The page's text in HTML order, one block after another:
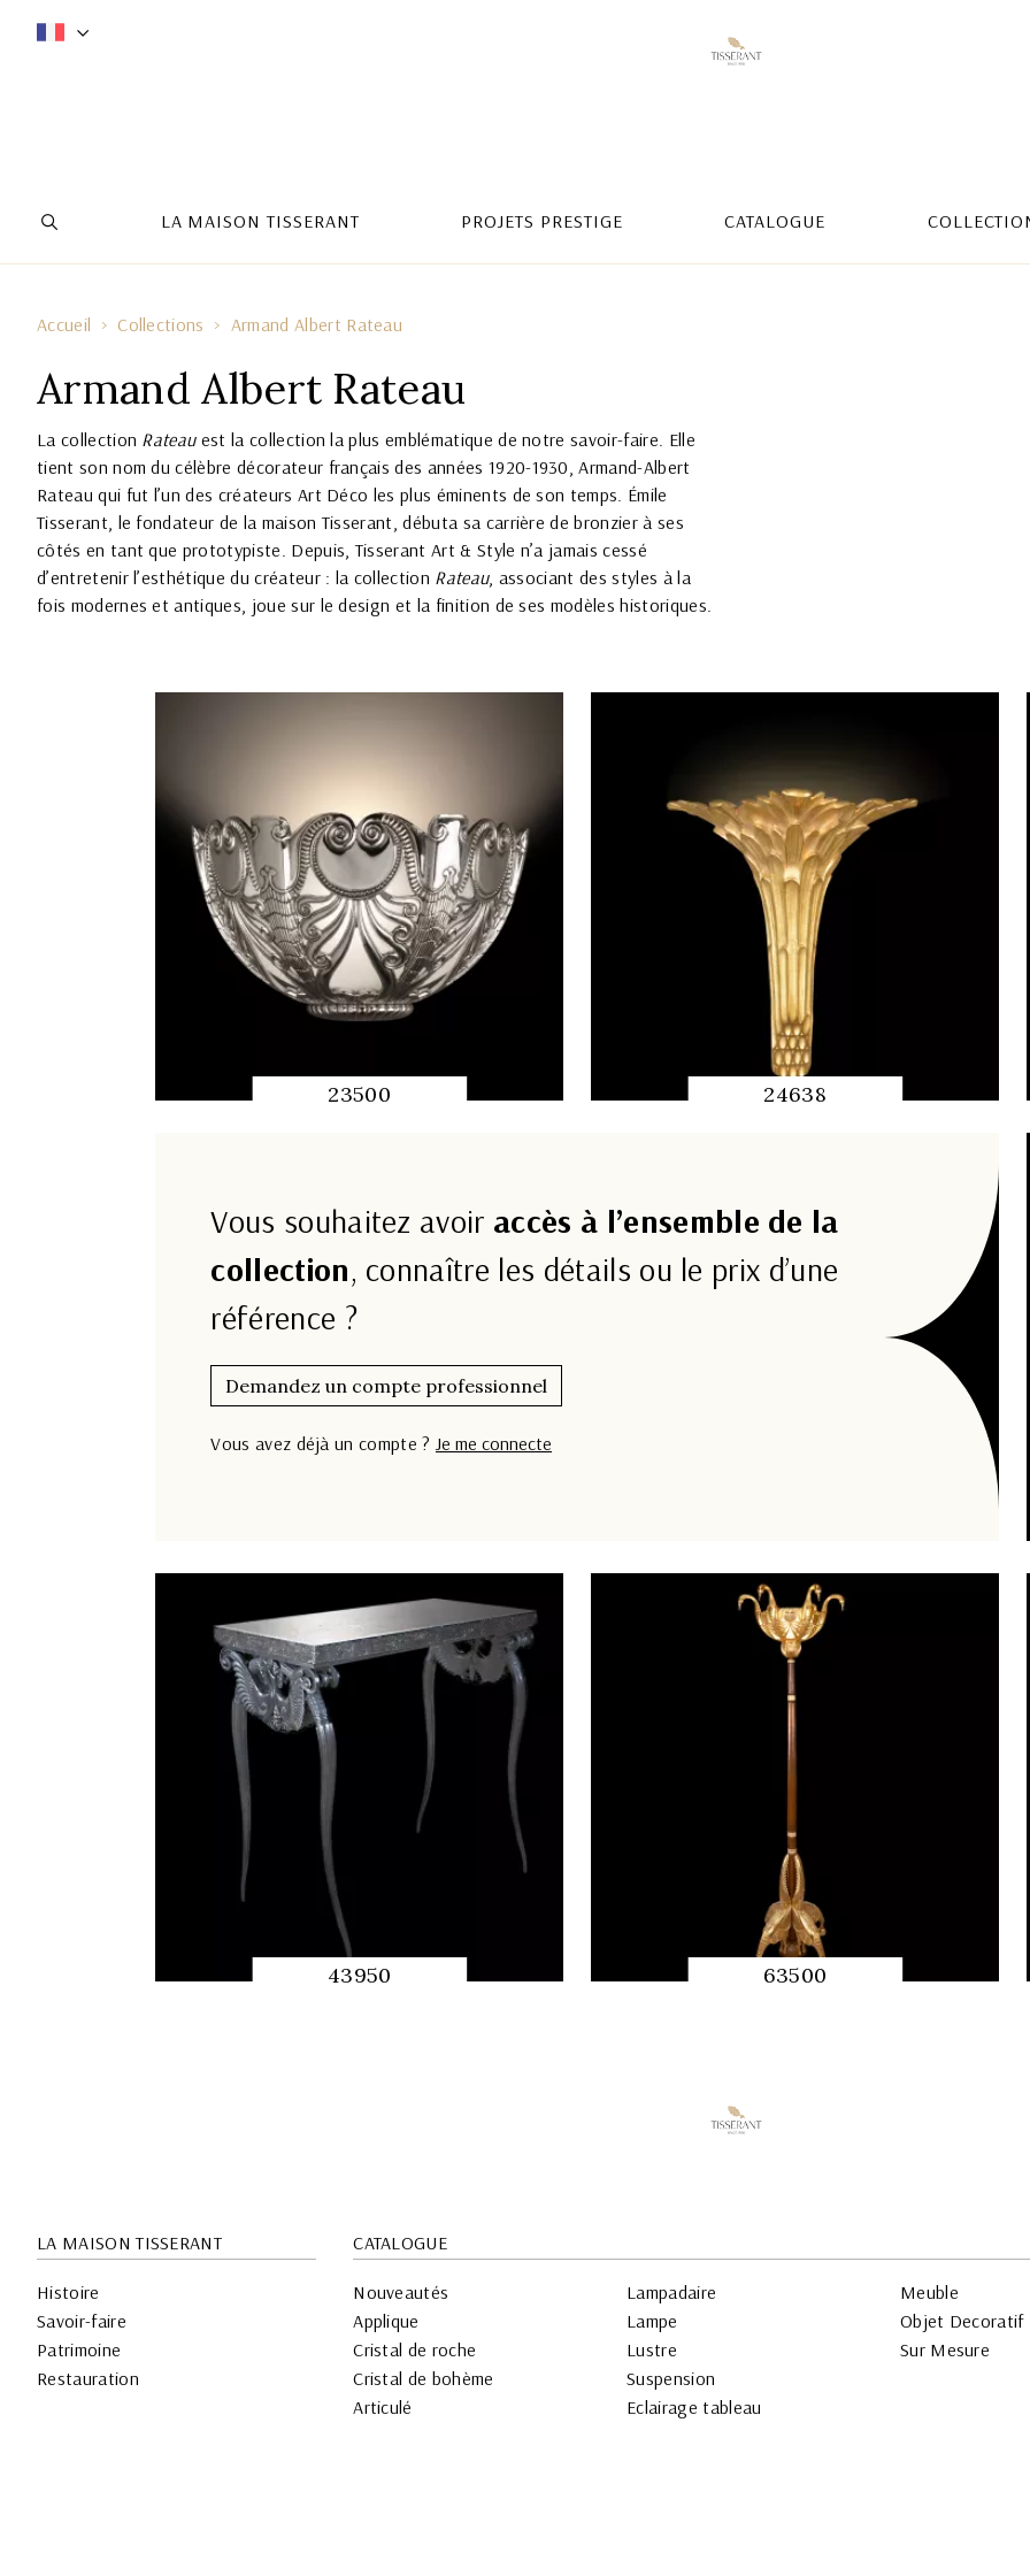
LA MAISON TISSERANT PROJETS PRESTIGE CATALOGUE
Accueil Collections Armand Albert Rateau
Armand Albert Rateau
La collection Rateauest la collection la plus emblématique de notre savoir-faire. Elle
tient son nom du célèbre décorateur français des années 1920-1930, Armand-Albert
Rateau qui fut l’un des créateurs Art Déco les plus éminents de son temps. Émile
Tisserant, le fondateur de la maison Tisserant, débuta sa carrière de bronzier à ses
côtés en tant que prototypiste. Depuis, Tisserant Art & Style n’a jamais cessé
d’entretenir l’esthétique du créateur : la collection Rateau, associant des styles à la
fois modernes et antiques, joue sur le design et la finition de ses modèles historiques.
23500 24638
43950 63500
Vous souhaitez avoir accès à l’ensemble de la
collection, connaître les détails ou le prix d’une
référence ?
Demandez un compte professionnel
Vous avez déjà un compte ? Je me connecte
LA MAISON TISSERANT
Histoire
Savoir-faire
Patrimoine
Restauration
CATALOGUE
Nouveautés
Applique
Cristal de roche
Cristal de bohème
Articulé
Lampadaire
Lampe
Lustre
Suspension
Eclairage tableau
Meuble
Objet Decoratif
Sur Mesure